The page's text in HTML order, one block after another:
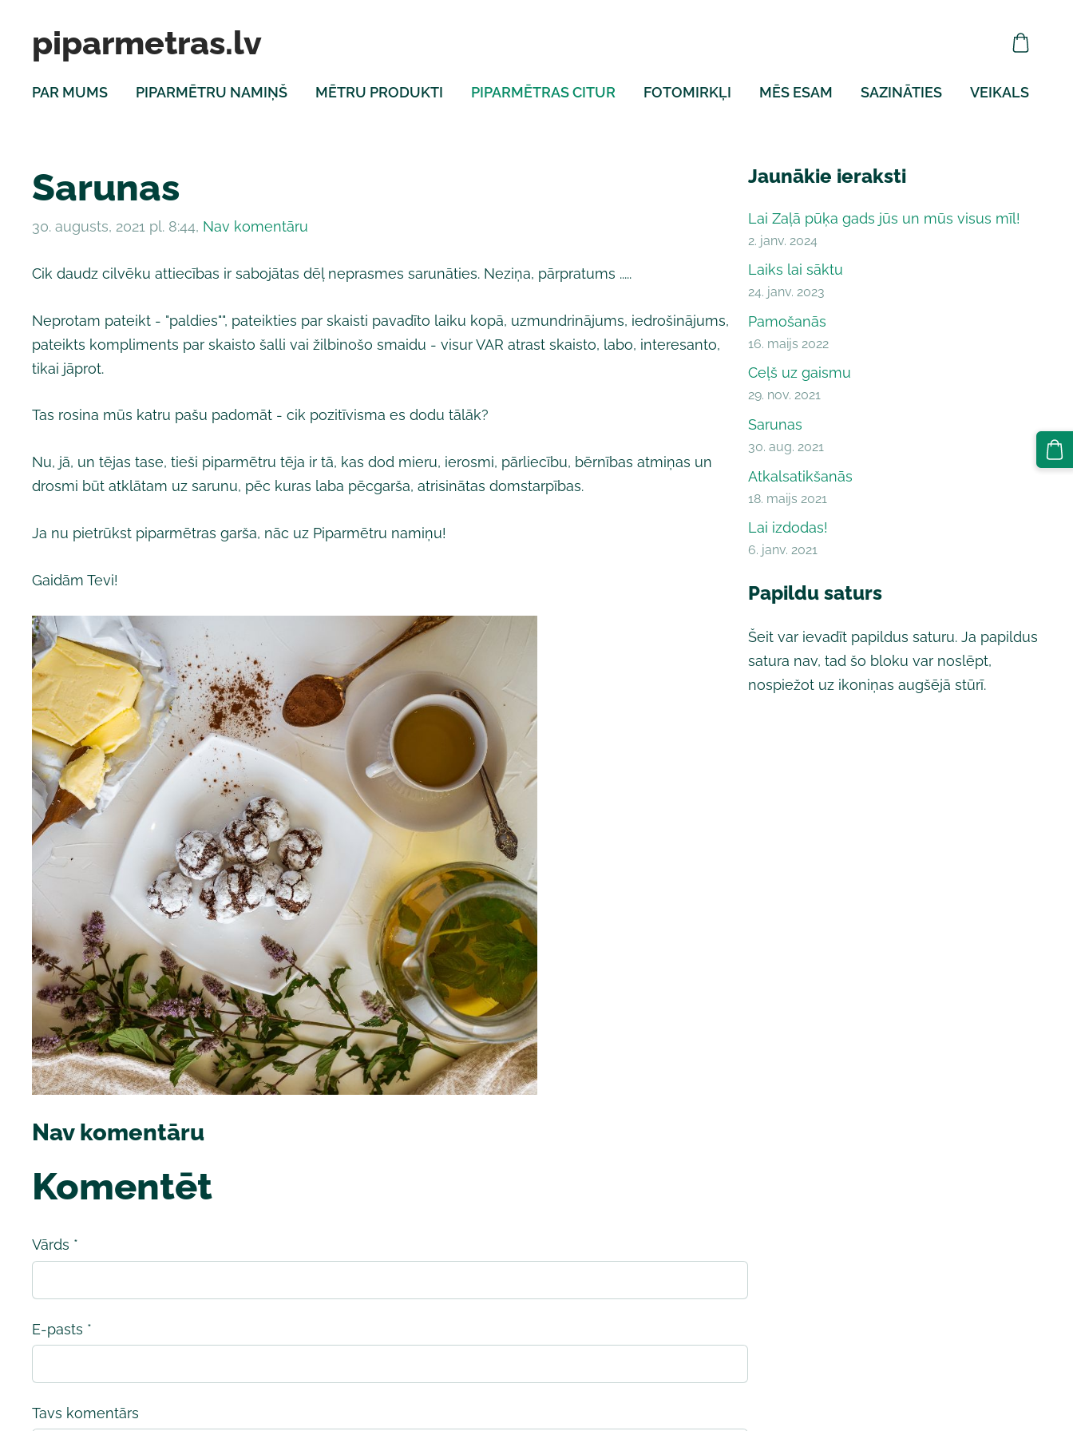
piparmetras.lv
PAR MUMS PIPARMĒTRU NAMIŅŠ MĒTRU PRODUKTI PIPARMĒTRAS CITUR FOTOMIRKĻI MĒS ESAM SAZINĀTIES VEIKALS
Jaunākie ieraksti
Lai Zaļā pūķa gads jūs un mūs visus mīl!
2. janv. 2024
Laiks lai sāktu
24. janv. 2023
Pamošanās
16. maijs 2022
Ceļš uz gaismu
29. nov. 2021
Sarunas
30. aug. 2021
Atkalsatikšanās
18. maijs 2021
Lai izdodas!
6. janv. 2021
Papildu saturs
Šeit var ievadīt papildus saturu. Ja papildus
satura nav, tad šo bloku var noslēpt,
nospiežot uz ikoniņas augšējā stūrī.
Sarunas
30. augusts, 2021 pl. 8:44, Nav komentāru
Cik daudz cilvēku attiecības ir sabojātas dēļ neprasmes sarunāties. Neziņa, pārpratums .....
Neprotam pateikt - "paldies"", pateikties par skaisti pavadīto laiku kopā, uzmundrinājums, iedrošinājums,
pateikts kompliments par skaisto šalli vai žilbinošo smaidu - visur VAR atrast skaisto, labo, interesanto,
tikai jāprot.
Tas rosina mūs katru pašu padomāt - cik pozitīvisma es dodu tālāk?
Nu, jā, un tējas tase, tieši piparmētru tēja ir tā, kas dod mieru, ierosmi, pārliecību, bērnības atmiņas un
drosmi būt atklātam uz sarunu, pēc kuras laba pēcgarša, atrisinātas domstarpības.
Ja nu pietrūkst piparmētras garša, nāc uz Piparmētru namiņu!
Gaidām Tevi!
Nav komentāru
Komentēt
Vārds *
E-pasts *
Tavs komentārs